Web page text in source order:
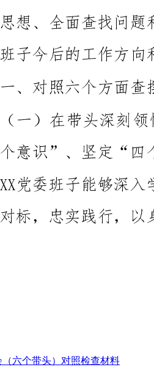
六个带头）对照检查材料